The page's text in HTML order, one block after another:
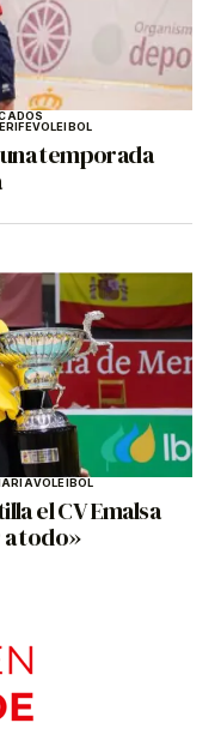
VOLEIBOL
temporada
VOLEIBOL
el CV Emalsa
todo»